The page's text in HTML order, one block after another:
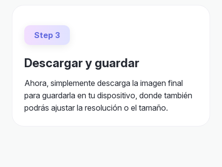
Step 3
Descargar y guardar
Ahora, simplemente descarga la imagen final
para guardarla en tu dispositivo, donde también
podrás ajustar la resolución o el tamaño.